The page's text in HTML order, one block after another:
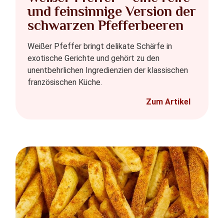
und feinsinnige Version der
schwarzen Pfefferbeeren
Weißer Pfeffer bringt delikate Schärfe in
exotische Gerichte und gehört zu den
unentbehrlichen Ingredienzien der klassischen
französischen Küche.
Zum Artikel